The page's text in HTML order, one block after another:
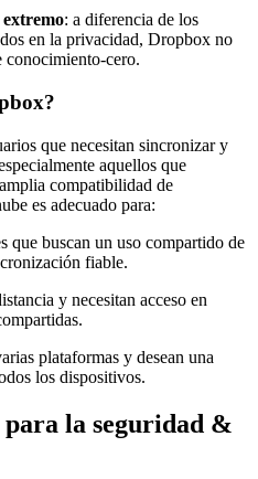
: a diferencia de los
en la privacidad, Dropbox no
conocimiento-cero.
que necesitan sincronizar y
aquellos que
compatibilidad de
es adecuado para:
que buscan un uso compartido de
fiable.
y necesitan acceso en
plataformas y desean una
los dispositivos.
la seguridad &